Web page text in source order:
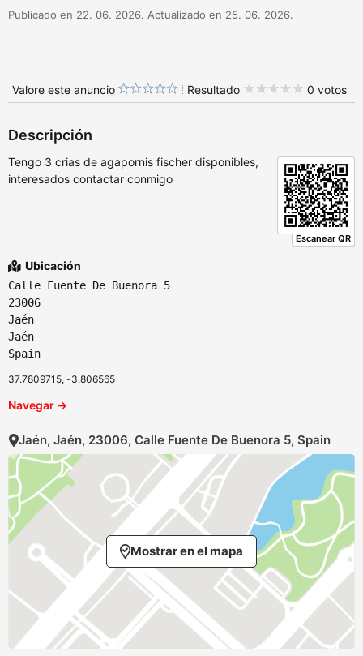
Publicado en 22. 06. 2026. Actualizado en 25. 06. 2026.
Valore este anuncio Resultado 0 votos
Descripción
Escanear QR
Tengo 3 crias de agapornis fischer disponibles,
interesados contactar conmigo
Ubicación
Calle Fuente De Buenora 5
23006
Jaén
Jaén
Spain
37.7809715, -3.806565
Navegar →
Jaén, Jaén, 23006, Calle Fuente De Buenora 5, Spain
Mostrar en el mapa